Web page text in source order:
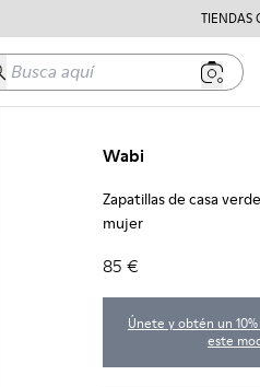
TIENDAS
aquí
Wabi
Zapatillas de casa
mujer
85 €
Únete y obtén un
este